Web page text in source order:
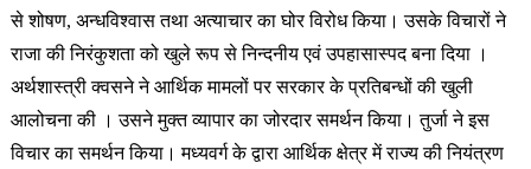
से शोषण, अन्धविश्वास तथा अत्याचार का घोर विरोध किया। उसके विचारों ने
राजा की निरंकुशता को खुले रूप से निन्दनीय एवं उपहासास्पद बना दिया ।
अर्थशास्त्री क्वसने ने आर्थिक मामलों पर सरकार के प्रतिबन्धों की खुली
आलोचना की । उसने मुक्त व्यापार का जोरदार समर्थन किया। तुर्जा ने इस
विचार का समर्थन किया। मध्यवर्ग के द्वारा आर्थिक क्षेत्र में राज्य की नियंत्रण